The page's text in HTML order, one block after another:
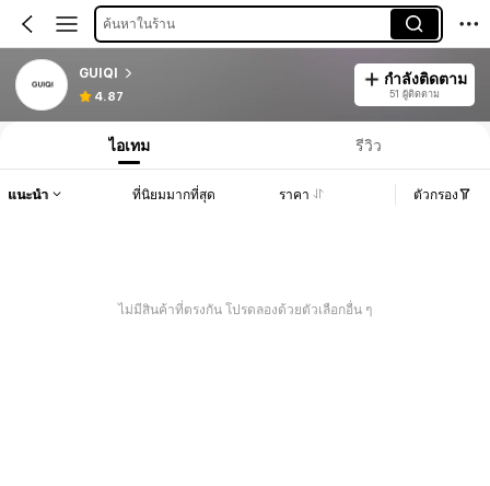
ค้นหาในร้าน
GUIQI
4.87
กำลังติดตาม
51 ผู้ติดตาม
ไอเทม รีวิว
แนะนำ ที่นิยมมากที่สุด ราคา ตัวกรอง
ไม่มีสินค้าที่ตรงกัน โปรดลองด้วยตัวเลือกอื่น ๆ